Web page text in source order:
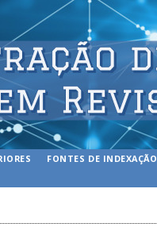
FONTES DE INDEXAÇÃO